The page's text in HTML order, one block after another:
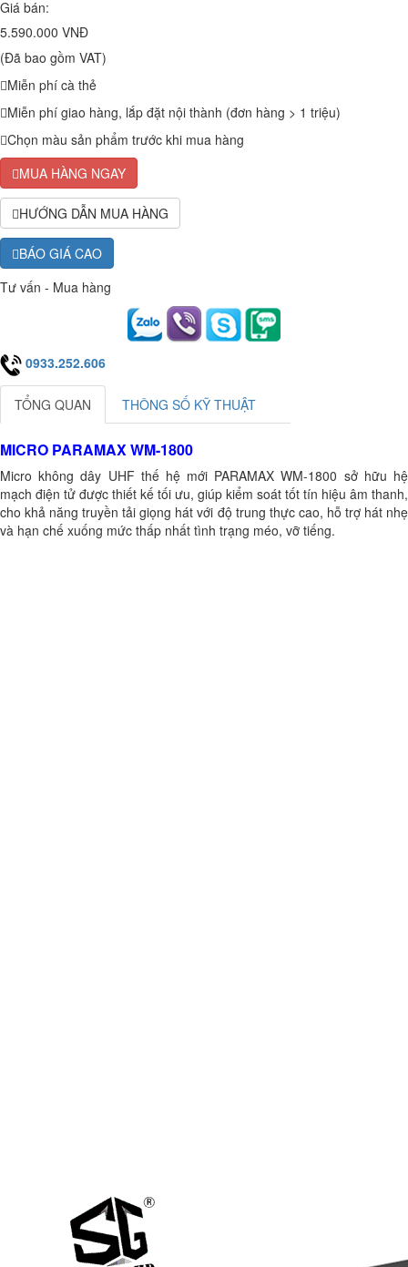
Giá bán:
5.590.000 VNĐ
(Đã bao gồm VAT)
Miễn phí cà thẻ
Miễn phí giao hàng, lắp đặt nội thành (đơn hàng > 1 triệu)
Chọn màu sản phẩm trước khi mua hàng
MUA HÀNG NGAY
HƯỚNG DẪN MUA HÀNG
BÁO GIÁ CAO
Tư vấn - Mua hàng
0933.252.606
TỔNG QUAN THÔNG SỐ KỸ THUẬT
MICRO PARAMAX WM-1800
Micro không dây UHF thế hệ mới PARAMAX WM-1800 sở hữu hệ
mạch điện tử được thiết kế tối ưu, giúp kiểm soát tốt tín hiệu âm thanh,
cho khả năng truyền tải giọng hát với độ trung thực cao, hỗ trợ hát nhẹ
và hạn chế xuống mức thấp nhất tình trạng méo, vỡ tiếng.